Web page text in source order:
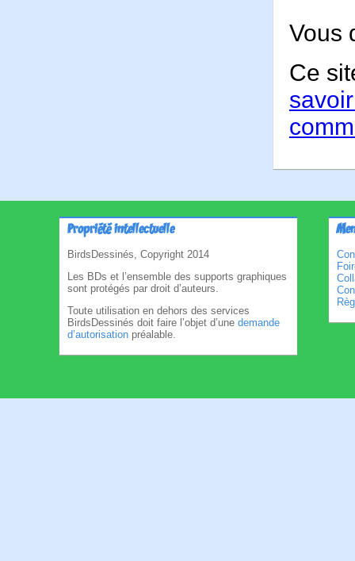
Vous
Ce
Propriété intellectuelle
BirdsDessinés, Copyright 2014
Les BDs et l’ensemble des supports graphiques
sont protégés par droit d’auteurs.
Toute utilisation en dehors des services
BirdsDessinés doit faire l’objet d’une demande
d’autorisation préalable.